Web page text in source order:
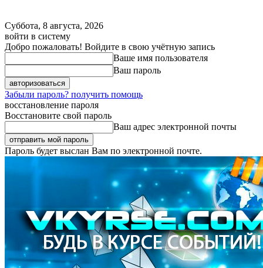
Суббота, 8 августа, 2026
войти в систему
Добро пожаловать! Войдите в свою учётную запись
Ваше имя пользователя
Ваш пароль
Забыли пароль? получить помощь
восстановление пароля
Восстановите свой пароль
Ваш адрес электронной почты
Пароль будет выслан Вам по электронной почте.